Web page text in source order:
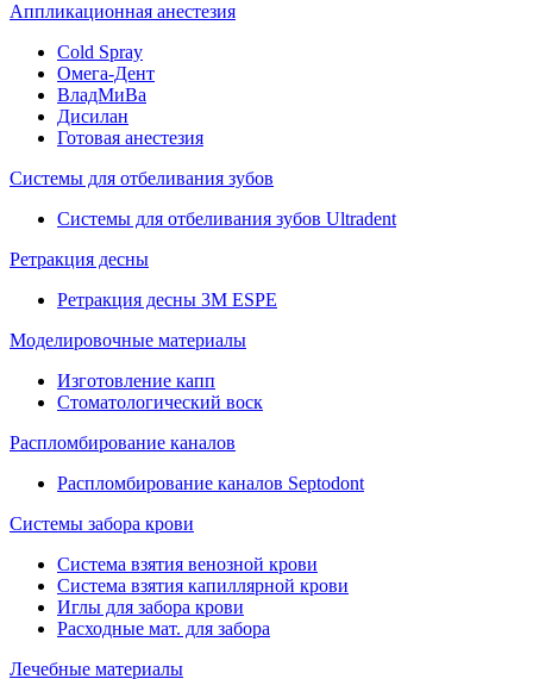
Аппликационная анестезия
Cold Spray
Омега-Дент
ВладМиВа
Дисилан
Готовая анестезия
Системы для отбеливания зубов
Системы для отбеливания зубов Ultradent
Ретракция десны
Ретракция десны 3M ESPE
Моделировочные материалы
Изготовление капп
Стоматологический воск
Распломбирование каналов
Распломбирование каналов Septodont
Системы забора крови
Система взятия венозной крови
Система взятия капиллярной крови
Иглы для забора крови
Расходные мат. для забора
Лечебные материалы